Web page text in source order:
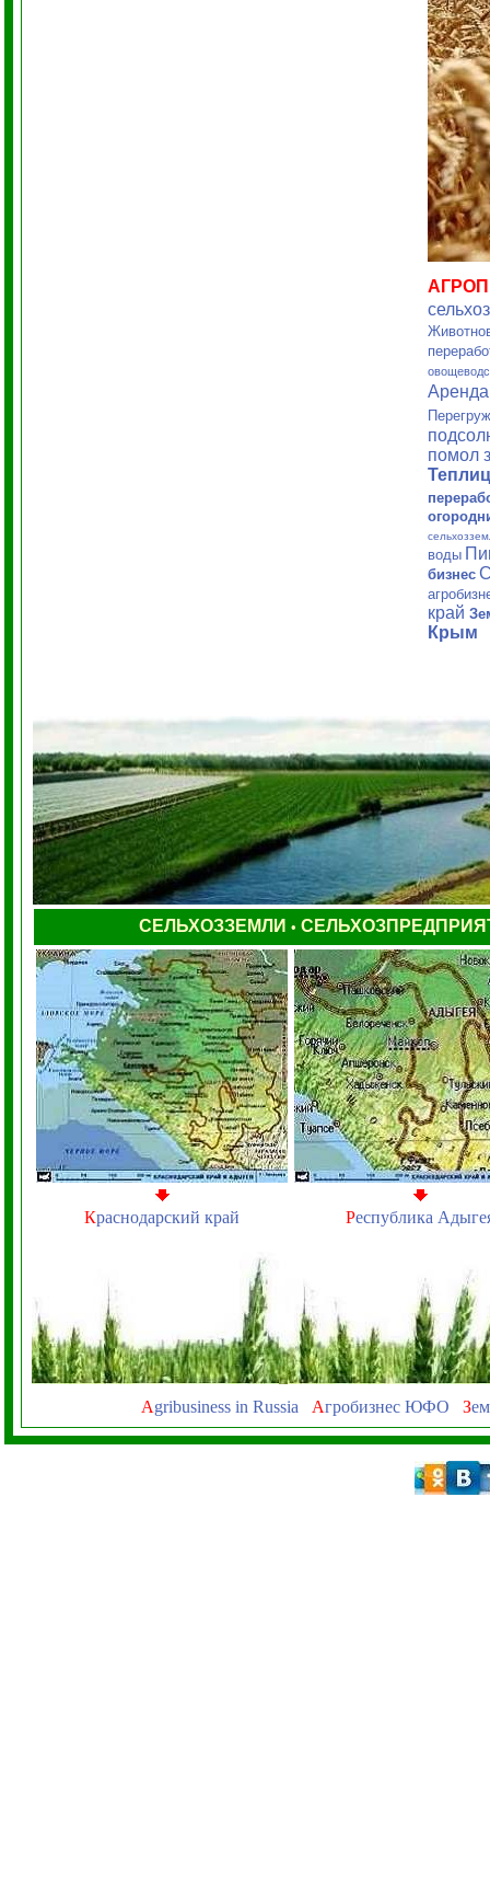
помол
воды
бизнес
край
Крым
СЕЛЬХОЗЗЕМЛИ •
Краснодарский край Республика
Agribusiness in Russia Агробизнес ЮФО З